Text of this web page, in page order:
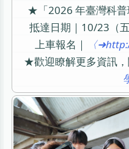
★「2026 年臺灣科
抵達日期｜10/23（
上車報名｜
〈
★歡迎瞭解更多資訊，